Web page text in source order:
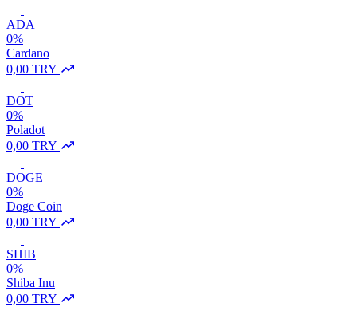
ADA
0%
Cardano
0,00 TRY
DOT
0%
Poladot
0,00 TRY
DOGE
0%
Doge Coin
0,00 TRY
SHIB
0%
Shiba Inu
0,00 TRY